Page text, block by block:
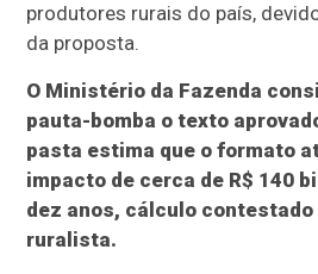
produtores rurais do país,
da proposta.
O Ministério da Fazenda
pauta-bomba o texto
pasta estima que o formato
impacto de cerca de R$ 140
dez anos, cálculo contestado
ruralista.